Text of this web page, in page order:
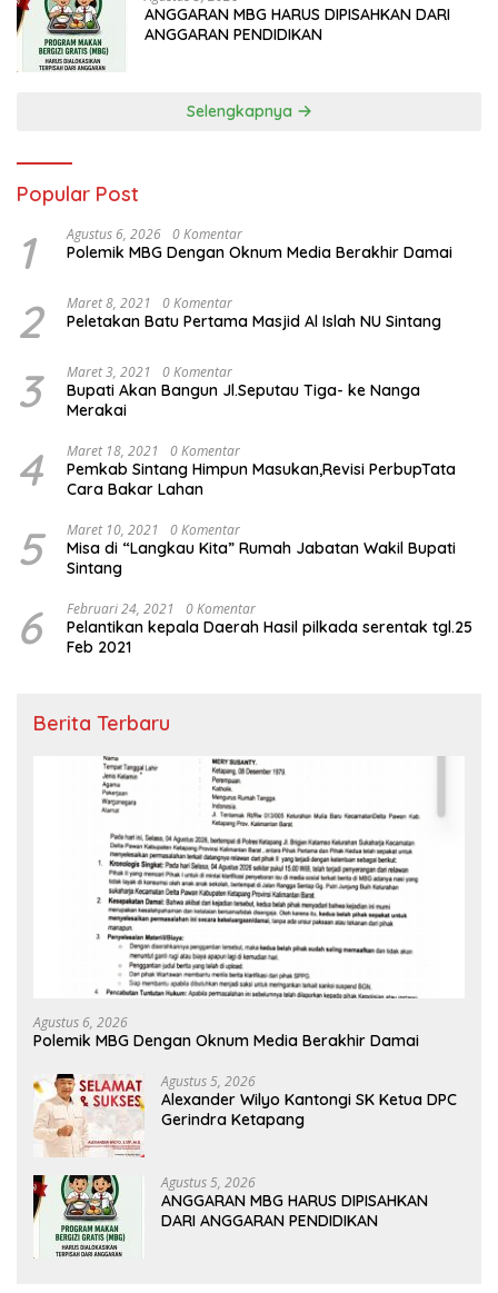
ANGGARAN MBG HARUS DIPISAHKAN DARI
ANGGARAN PENDIDIKAN
Selengkapnya
Popular Post
1 Agustus 6, 2026 0 Komentar
Polemik MBG Dengan Oknum Media Berakhir Damai
2 Maret 8, 2021 0 Komentar
Peletakan Batu Pertama Masjid Al Islah NU Sintang
3 Maret 3, 2021 0 Komentar
Bupati Akan Bangun Jl.Seputau Tiga- ke Nanga
Merakai
4 Maret 18, 2021 0 Komentar
Pemkab Sintang Himpun Masukan,Revisi PerbupTata
Cara Bakar Lahan
5 Maret 10, 2021 0 Komentar
Misa di “Langkau Kita” Rumah Jabatan Wakil Bupati
Sintang
6 Februari 24, 2021 0 Komentar
Pelantikan kepala Daerah Hasil pilkada serentak tgl.25
Feb 2021
Berita Terbaru
Agustus 6, 2026
Polemik MBG Dengan Oknum Media Berakhir Damai
Agustus 5, 2026
Alexander Wilyo Kantongi SK Ketua DPC
Gerindra Ketapang
Agustus 5, 2026
ANGGARAN MBG HARUS DIPISAHKAN
DARI ANGGARAN PENDIDIKAN